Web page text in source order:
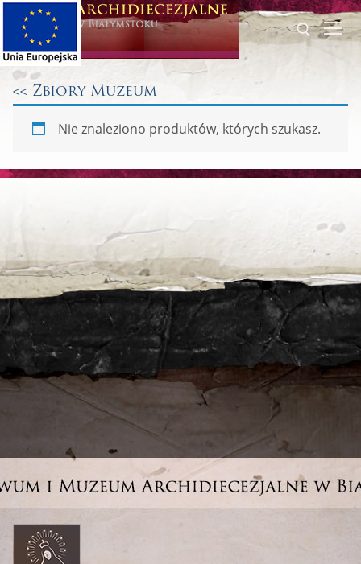
Przeskocz
treści
<< Zbiory Muzeum
Nie znaleziono produktów, których szukasz.